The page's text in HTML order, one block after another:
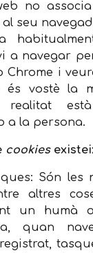
no
seu
a navegar
Chrome i
és vostè la
realitat
a la persona.
cookies
Són les
altres
un humà
quan